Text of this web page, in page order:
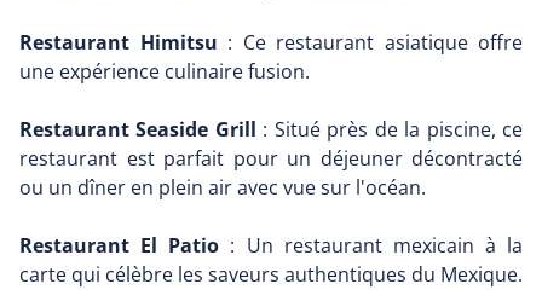
Restaurant Himitsu : Ce restaurant asiatique offre
une expérience culinaire fusion.
Restaurant Seaside Grill : Situé près de la piscine, ce
restaurant est parfait pour un déjeuner décontracté
ou un dîner en plein air avec vue sur l'océan.
Restaurant El Patio : Un restaurant mexicain à la
carte qui célèbre les saveurs authentiques du Mexique.